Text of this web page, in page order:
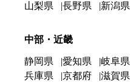
山梨県 長野県 新潟県
中部・近畿
静岡県 愛知県 岐阜県
兵庫県
京都府 滋賀県